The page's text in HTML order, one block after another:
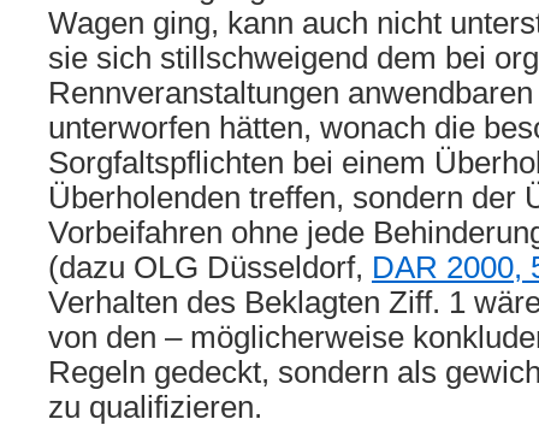
Wagen ging, kann auch nicht
sie sich stillschweigend dem bei
Rennveranstaltungen
unterworfen hätten, wonach die
Sorgfaltspflichten bei einem
Überholenden treffen, sondern der
Vorbeifahren ohne jede
(dazu OLG Düsseldorf, DAR 2000,
Verhalten des Beklagten Ziff. 1
von den – möglicherweise
Regeln gedeckt, sondern als
zu qualifizieren.